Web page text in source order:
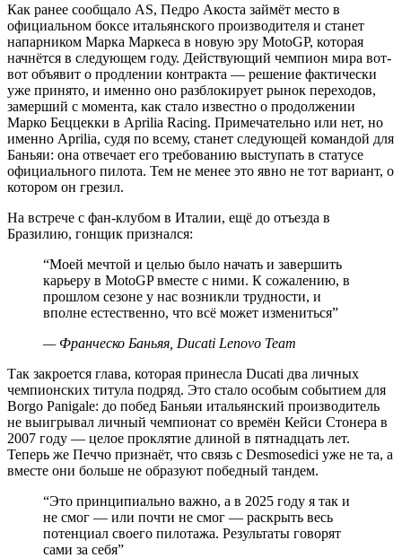
Как ранее сообщало AS, Педро Акоста займёт место в
официальном боксе итальянского производителя и станет
напарником Марка Маркеса в новую эру MotoGP, которая
начнётся в следующем году. Действующий чемпион мира вот-
вот объявит о продлении контракта — решение фактически
уже принято, и именно оно разблокирует рынок переходов,
замерший с момента, как стало известно о продолжении
Марко Беццекки в Aprilia Racing. Примечательно или нет, но
именно Aprilia, судя по всему, станет следующей командой для
Баньяи: она отвечает его требованию выступать в статусе
официального пилота. Тем не менее это явно не тот вариант, о
котором он грезил.
На встрече с фан-клубом в Италии, ещё до отъезда в
Бразилию, гонщик признался:
“Моей мечтой и целью было начать и завершить
карьеру в MotoGP вместе с ними. К сожалению, в
прошлом сезоне у нас возникли трудности, и
вполне естественно, что всё может измениться”
— Франческо Баньяя, Ducati Lenovo Team
Так закроется глава, которая принесла Ducati два личных
чемпионских титула подряд. Это стало особым событием для
Borgo Panigale: до побед Баньяи итальянский производитель
не выигрывал личный чемпионат со времён Кейси Стонера в
2007 году — целое проклятие длиной в пятнадцать лет.
Теперь же Печчо признаёт, что связь с Desmosedici уже не та, а
вместе они больше не образуют победный тандем.
“Это принципиально важно, а в 2025 году я так и
не смог — или почти не смог — раскрыть весь
потенциал своего пилотажа. Результаты говорят
сами за себя”